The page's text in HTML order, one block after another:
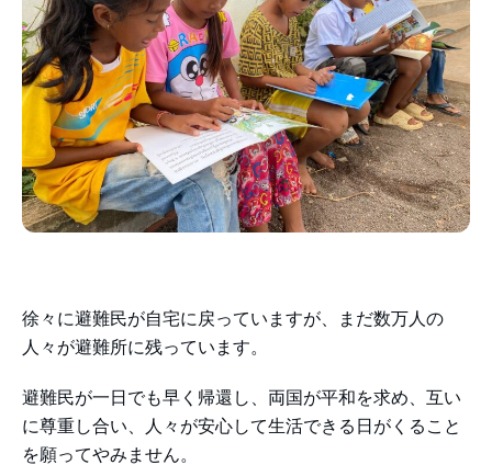
徐々に避難民が自宅に戻っていますが、まだ数万人の
人々が避難所に残っています。
避難民が一日でも早く帰還し、両国が平和を求め、互い
に尊重し合い、人々が安心して生活できる日がくること
を願ってやみません。